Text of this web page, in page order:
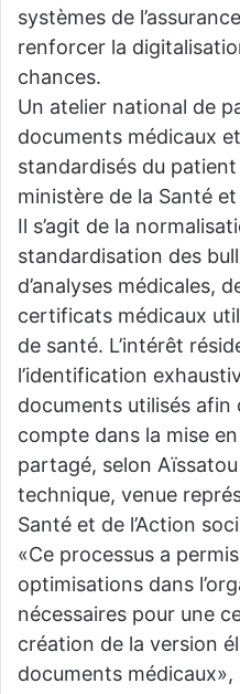
systèmes de
renforcer la
chances.
Un atelier national de
documents médicaux
standardisés du
ministère de la Santé et
Il s’agit de la
standardisation des
d’analyses médicales,
certificats médicaux
de santé. L’intérêt
l’identification
documents utilisés afin
compte dans la mise
partagé, selon
technique, venue
Santé et de l’Action
«Ce processus a
optimisations dans
nécessaires pour une
création de la version
documents